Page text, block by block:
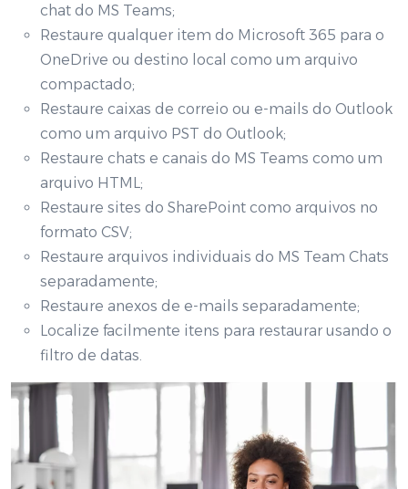
chat do MS Teams;
Restaure qualquer item do Microsoft 365 para o
OneDrive ou destino local como um arquivo
compactado;
Restaure caixas de correio ou e-mails do Outlook
como um arquivo PST do Outlook;
Restaure chats e canais do MS Teams como um
arquivo HTML;
Restaure sites do SharePoint como arquivos no
formato CSV;
Restaure arquivos individuais do MS Team Chats
separadamente;
Restaure anexos de e-mails separadamente;
Localize facilmente itens para restaurar usando o
filtro de datas.